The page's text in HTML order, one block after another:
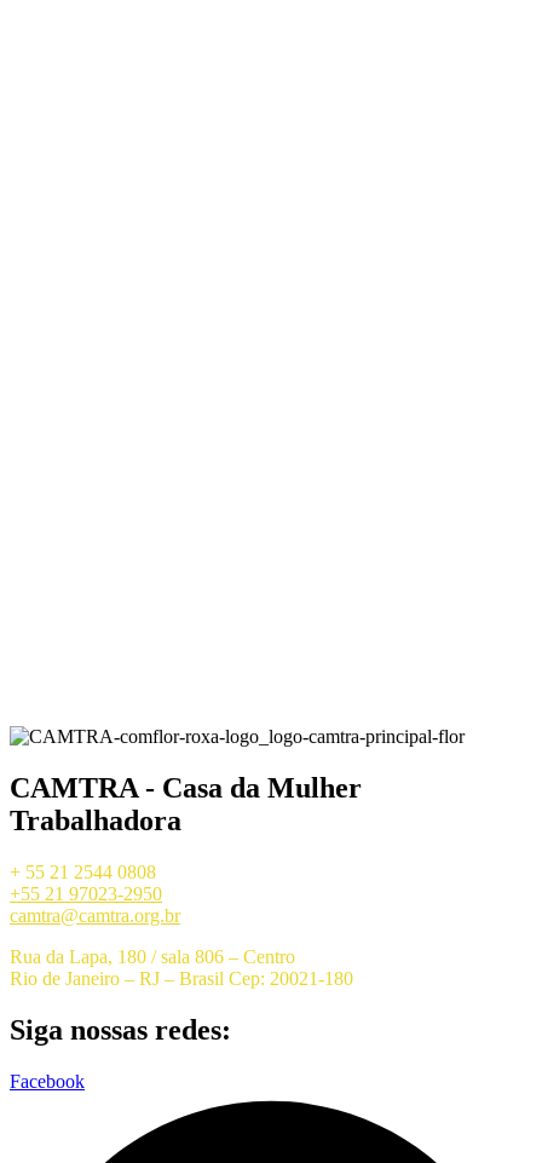
CAMTRA - Casa da Mulher
Trabalhadora
+ 55 21 2544 0808
+55 21 97023-2950
camtra@camtra.org.br
Rua da Lapa, 180 / sala 806 – Centro
Rio de Janeiro – RJ – Brasil Cep: 20021-180
Siga nossas redes:
Facebook